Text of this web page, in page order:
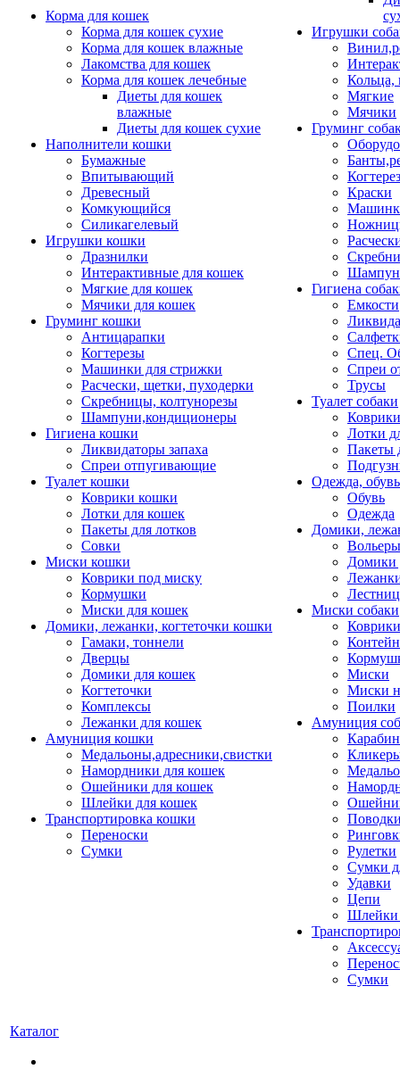
Корма для кошек
Корма для кошек сухие
Корма для кошек влажные
Лакомства для кошек
Корма для кошек лечебные
Диеты для кошек
влажные
Диеты для кошек сухие
Наполнители кошки
Бумажные
Впитывающий
Древесный
Комкующийся
Силикагелевый
Игрушки кошки
Дразнилки
Интерактивные для кошек
Мягкие для кошек
Мячики для кошек
Груминг кошки
Антицарапки
Когтерезы
Машинки для стрижки
Расчески, щетки, пуходерки
Скребницы, колтунорезы
Шампуни,кондиционеры
Гигиена кошки
Ликвидаторы запаха
Спреи отпугивающие
Туалет кошки
Коврики кошки
Лотки для кошек
Пакеты для лотков
Совки
Миски кошки
Коврики под миску
Кормушки
Миски для кошек
Домики, лежанки, когтеточки кошки
Гамаки, тоннели
Дверцы
Домики для кошек
Когтеточки
Комплексы
Лежанки для кошек
Амуниция кошки
Медальоны,адресники,свистки
Намордники для кошек
Ошейники для кошек
Шлейки для кошек
Транспортировка кошки
Переноски
Сумки
Игрушки
Кольца,
Мягкие
Мячики
Груминг
Краски
Гигиена
Емкости
Спец.
Спреи
Трусы
Туалет собаки
Коврики
Лотки
Пакеты
Одежда, обувь
Обувь
Одежда
Домики,
Домики
Миски собаки
Миски
Миски
Поилки
Амуниция
Рулетки
Сумки
Удавки
Цепи
Шлейки
Сумки
Каталог